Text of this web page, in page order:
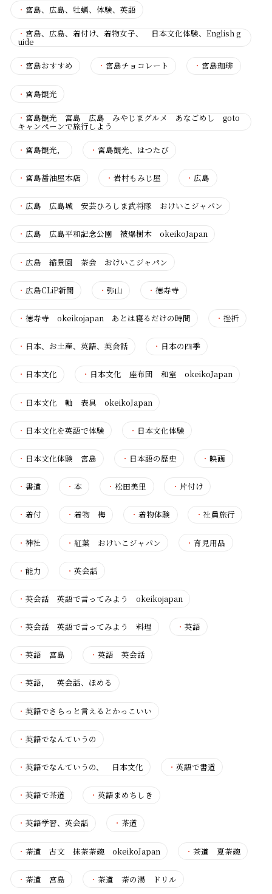
・ 宮島、広島、牡蠣、体験、英語
・ 宮島、広島、着付け、着物女子、 日本文化体験、English g
uide
・ 宮島おすすめ ・ 宮島チョコレート ・ 宮島珈琲
・ 宮島観光
・ 宮島観光 宮島 広島 みやじまグルメ あなごめし goto
キャンペーンで旅行しよう
・ 宮島観光， ・ 宮島観光、はつたび
・ 宮島醤油屋本店 ・岩村もみじ屋 ・ 広島
・ 広島 広島城 安芸ひろしま武将隊 おけいこジャパン
・ 広島 広島平和記念公園 被爆樹木 okeikoJapan
・ 広島 縮景園 茶会 おけいこジャパン
・ 広島CLiP新聞 ・弥山 ・徳寿寺
・ 徳寿寺 okeikojapan あとは寝るだけの時間 ・挫折
・ 日本、お土産、英語、英会話 ・ 日本の四季
・ 日本文化 ・ 日本文化 座布団 和室 okeikoJapan
・ 日本文化 軸 表具 okeikoJapan
・ 日本文化を英語で体験 ・ 日本文化体験
・ 日本文化体験 宮島 ・ 日本語の歴史 ・映画
・ 書道 ・本 ・ 松田美里 ・ 片付け
・ 着付 ・着物 梅 ・着物体験 ・ 社員旅行
・ 神社 ・紅葉 おけいこジャパン ・育児用品
・ 能力 ・英会話
・ 英会話 英語で言ってみよう okeikojapan
・ 英会話 英語で言ってみよう 料理 ・英語
・ 英語 宮島 ・英語 英会話
・ 英語， 英会話、ほめる
・ 英語でさらっと言えるとかっこいい
・ 英語でなんていうの
・ 英語でなんていうの、 日本文化 ・英語で書道
・ 英語で茶道 ・英語まめちしき
・ 英語学習、英会話 ・茶道
・ 茶道 古文 抹茶茶碗 okeikoJapan ・茶道 夏茶碗
・ 茶道 宮島 ・茶道 茶の湯 ドリル